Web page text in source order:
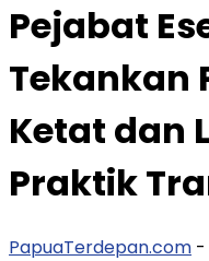
Pejabat
Tekankan
Ketat dan
Praktik
PapuaTerdepan.com -